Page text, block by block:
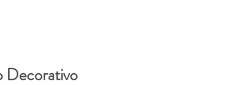
Decorativo